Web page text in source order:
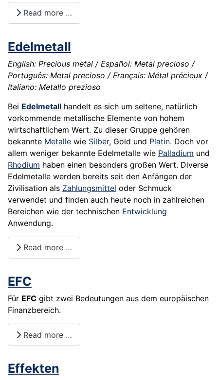
Read more …
Edelmetall
English: Precious metal / Español: Metal precioso /
Português: Metal precioso / Français: Métal précieux /
Italiano: Metallo prezioso
Bei Edelmetall handelt es sich um seltene, natürlich
vorkommende metallische Elemente von hohem
wirtschaftlichem Wert. Zu dieser Gruppe gehören
bekannte Metalle wie Silber, Gold und Platin. Doch vor
allem weniger bekannte Edelmetalle wie Palladium und
Rhodium haben einen besonders großen Wert. Diverse
Edelmetalle werden bereits seit den Anfängen der
Zivilisation als Zahlungsmittel oder Schmuck
verwendet und finden auch heute noch in zahlreichen
Bereichen wie der technischen Entwicklung
Anwendung.
Read more …
EFC
Für EFC gibt zwei Bedeutungen aus dem europäischen
Finanzbereich.
Read more …
Effekten